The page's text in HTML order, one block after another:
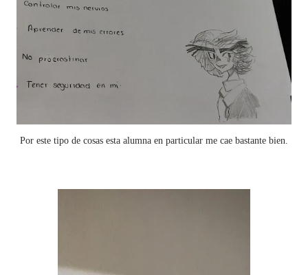
Por este tipo de cosas esta alumna en particular me cae bastante bien.